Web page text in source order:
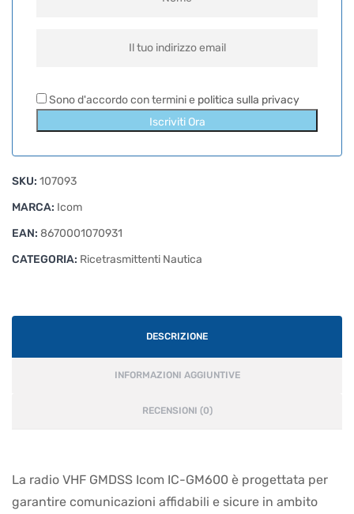
Sono d'accordo con termini e politica sulla privacy
Iscriviti Ora
SKU: 107093
MARCA: Icom
EAN: 8670001070931
CATEGORIA: Ricetrasmittenti Nautica
DESCRIZIONE
INFORMAZIONI AGGIUNTIVE
RECENSIONI (0)
La radio VHF GMDSS Icom IC-GM600 è progettata per
garantire comunicazioni affidabili e sicure in ambito